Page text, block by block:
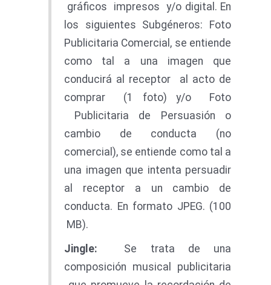
gráficos impresos y/o digital. En
los siguientes Subgéneros: Foto
Publicitaria Comercial, se entiende
como tal a una imagen que
conducirá al receptor al acto de
comprar (1 foto) y/o Foto
Publicitaria de Persuasión o
cambio de conducta (no
comercial), se entiende como tal a
una imagen que intenta persuadir
al receptor a un cambio de
conducta. En formato JPEG. (100
MB).
Jingle:
Se trata de una
composición musical publicitaria